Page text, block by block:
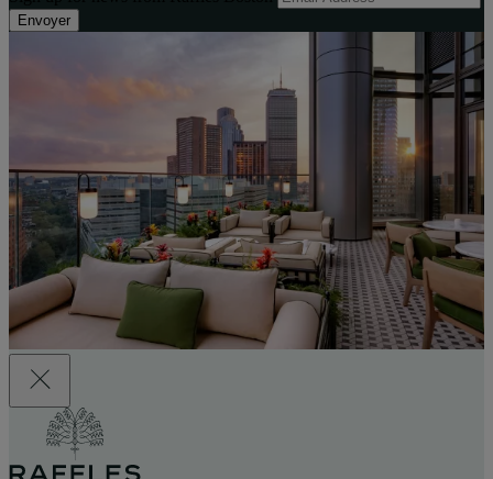
Envoyer